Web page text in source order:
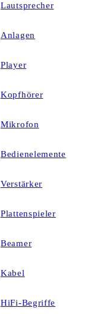
Lautsprecher
Anlagen
Player
Kopfhörer
Mikrofon
Bedienelemente
Verstärker
Plattenspieler
Beamer
Kabel
HiFi-Begriffe